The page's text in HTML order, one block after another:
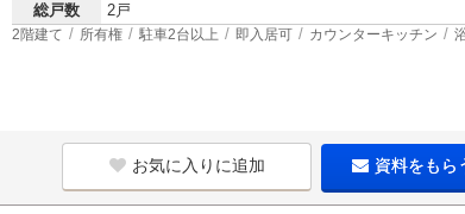
総戸数 2戸
2階建て 所有権 駐車2台以上 即入居可 カウンターキッチン
お気に入りに追加 資料をもら